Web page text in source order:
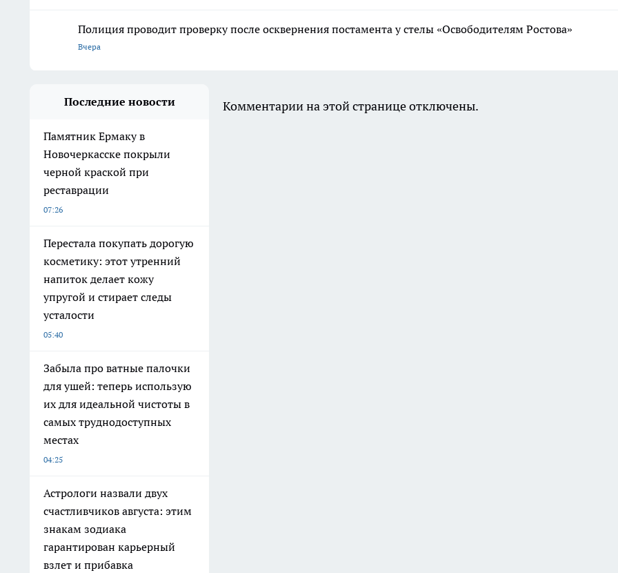
Полиция проводит проверку после осквернения постамента у стелы «Освободителям Ростова»
Вчера
Последние новости
Памятник Ермаку в
Новочеркасске покрыли
черной краской при
реставрации
07:26
Перестала покупать дорогую
косметику: этот утренний
напиток делает кожу
упругой и стирает следы
усталости
05:40
Забыла про ватные палочки
для ушей: теперь использую
их для идеальной чистоты в
самых труднодоступных
местах
04:25
Астрологи назвали двух
счастливчиков августа: этим
знакам зодиака
гарантирован карьерный
взлет и прибавка
Комментарии на этой странице отключены.